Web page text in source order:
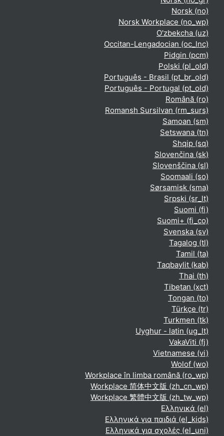
Norsk ‎(no)‎
Norsk Workplace ‎(no_wp)‎
O'zbekcha ‎(uz)‎
Occitan-Lengadocian ‎(oc_lnc)‎
Pidgin ‎(pcm)‎
Polski ‎(pl_old)‎
Português - Brasil ‎(pt_br_old)‎
Português - Portugal ‎(pt_old)‎
Română ‎(ro)‎
Romansh Sursilvan ‎(rm_surs)‎
Samoan ‎(sm)‎
Setswana ‎(tn)‎
Shqip ‎(sq)‎
Slovenčina ‎(sk)‎
Slovenščina ‎(sl)‎
Soomaali ‎(so)‎
Sørsamisk ‎(sma)‎
Srpski ‎(sr_lt)‎
Suomi ‎(fi)‎
Suomi+ ‎(fi_co)‎
Svenska ‎(sv)‎
Tagalog ‎(tl)‎
Tamil ‎(ta)‎
Taqbaylit ‎(kab)‎
Thai ‎(th)‎
Tibetan ‎(xct)‎
Tongan ‎(to)‎
Türkçe ‎(tr)‎
Turkmen ‎(tk)‎
Uyghur - latin ‎(ug_lt)‎
VakaViti ‎(fj)‎
Vietnamese ‎(vi)‎
Wolof ‎(wo)‎
Workplace în limba română ‎(ro_wp)‎
Workplace 简体中文版 ‎(zh_cn_wp)‎
Workplace 繁體中文版 ‎(zh_tw_wp)‎
Ελληνικά ‎(el)‎
Ελληνικά για παιδιά ‎(el_kids)‎
Ελληνικά για σχολές ‎(el_uni)‎